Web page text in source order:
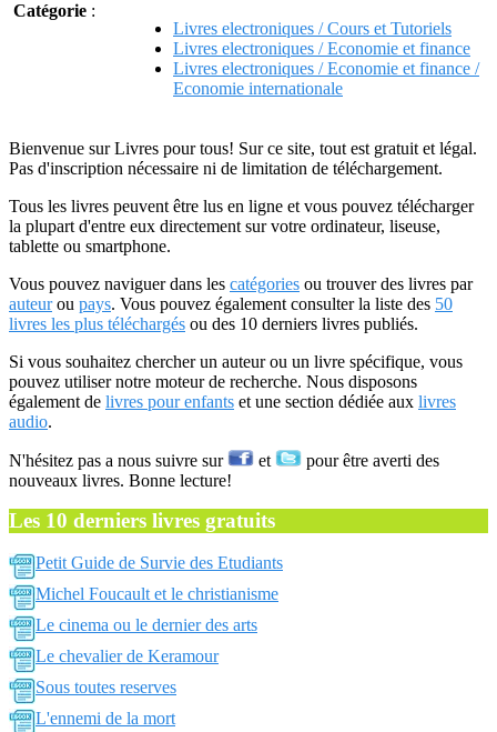
Catégorie :
Livres electroniques / Cours et Tutoriels
Livres electroniques / Economie et finance
Livres electroniques / Economie et finance /
Economie internationale
Bienvenue sur Livres pour tous! Sur ce site, tout est gratuit et légal.
Pas d'inscription nécessaire ni de limitation de téléchargement.
Tous les livres peuvent être lus en ligne et vous pouvez télécharger
la plupart d'entre eux directement sur votre ordinateur, liseuse,
tablette ou smartphone.
Vous pouvez naviguer dans les catégories ou trouver des livres par
auteurou pays. Vous pouvez également consulter la liste des 50
livres les plus téléchargés ou des 10 derniers livres publiés.
Si vous souhaitez chercher un auteur ou un livre spécifique, vous
pouvez utiliser notre moteur de recherche. Nous disposons
également de livres pour enfants et une section dédiée aux livres
audio.
N'hésitez pas a nous suivre sur et
pour être averti des
nouveaux livres. Bonne lecture!
Les 10 derniers livres gratuits
Petit Guide de Survie des Etudiants
Michel Foucault et le christianisme
Le cinema ou le dernier des arts
Le chevalier de Keramour
Sous toutes reserves
L'ennemi de la mort